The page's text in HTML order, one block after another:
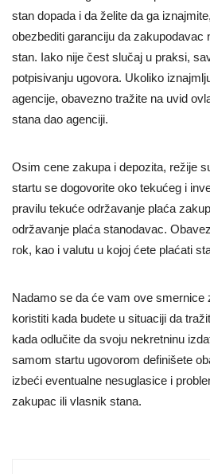
stan dopada i da želite da ga
obezbediti garanciju da zakupodavac
stan. Iako nije čest slučaj u praksi,
potpisivanju ugovora. Ukoliko
agencije, obavezno tražite na uvid
stana dao agenciji.
Osim cene zakupa i depozita, režije
startu se dogovorite oko tekućeg i
pravilu tekuće održavanje plaća
održavanje plaća stanodavac.
rok, kao i valutu u kojoj ćete plaćati
Nadamo se da će vam ove smernice
koristiti kada budete u situaciji da
kada odlučite da svoju nekretninu
samom startu ugovorom definišete
izbeći eventualne nesuglasice i
zakupac ili vlasnik stana.